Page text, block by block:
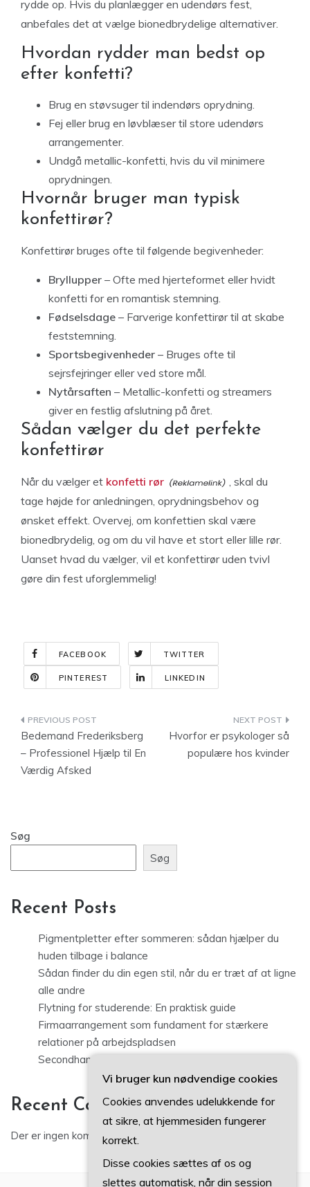
rydde op. Hvis du planlægger en udendørs fest,
anbefales det at vælge bionedbrydelige alternativer.
Hvordan rydder man bedst op
efter konfetti?
Brug en støvsuger til indendørs oprydning.
Fej eller brug en løvblæser til store udendørs
arrangementer.
Undgå metallic-konfetti, hvis du vil minimere
oprydningen.
Hvornår bruger man typisk
konfettirør?
Konfettirør bruges ofte til følgende begivenheder:
Bryllupper – Ofte med hjerteformet eller hvidt
konfetti for en romantisk stemning.
Fødselsdage – Farverige konfettirør til at skabe
feststemning.
Sportsbegivenheder – Bruges ofte til
sejrsfejringer eller ved store mål.
Nytårsaften – Metallic-konfetti og streamers
giver en festlig afslutning på året.
Sådan vælger du det perfekte
konfettirør
Når du vælger et konfetti rør
, skal du
tage højde for anledningen, oprydningsbehov og
ønsket effekt. Overvej, om konfettien skal være
bionedbrydelig, og om du vil have et stort eller lille rør.
Uanset hvad du vælger, vil et konfettirør uden tvivl
gøre din fest uforglemmelig!
FACEBOOK TWITTER
PINTEREST LINKEDIN
Indlægsnavigation
Bedemand Frederiksberg
– Professionel Hjælp til En
Værdig Afsked
Hvorfor er psykologer så
populære hos kvinder
Søg
Søg
Recent Posts
Pigmentpletter efter sommeren: sådan hjælper du
huden tilbage i balance
Sådan finder du din egen stil, når du er træt af at ligne
alle andre
Flytning for studerende: En praktisk guide
Firmaarrangement som fundament for stærkere
relationer på arbejdspladsen
Secondhand tøj i København: sådan finder du kvalitet
Recent Comments
Der er ingen kommentarer at vise.
Vi bruger kun nødvendige cookies
Cookies anvendes udelukkende for
at sikre, at hjemmesiden fungerer
korrekt.
Disse cookies sættes af os og
slettes automatisk, når din session